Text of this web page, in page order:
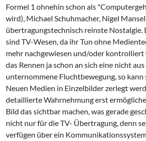
Formel 1 ohnehin schon als
wird), Michael Schuhmacher, Nigel
übertragungstechnisch rein­ste Nostalgie.
sind TV-Wesen, da ihr Tun ohne
mehr nachgewiesen und/oder kontrolliert
das Rennen ja schon an sich eine nicht
unternommene Fluchtbewegung, so kann
Neuen Medien in Einzelbil­der zerlegt
detaillierte Wahrnehmung erst
Bild das sichtbar machen, was gerade
nicht nur für die TV- Übertragung, denn
verfügen über ein